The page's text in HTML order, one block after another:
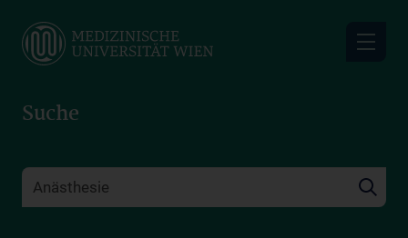
main
Suche